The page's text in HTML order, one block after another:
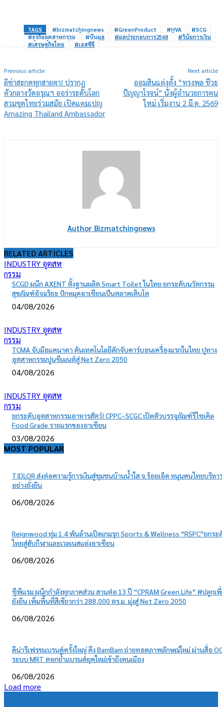
TAGS #bizmatchingnews #GreenProduct #HVA
#SCG
#ธุรกิจอุตสาหกรรม
#ปันผล #ผลประกอบการ2568
#วินัยการเงิน
#เศรษฐกิจไทย
#เอสซีจี
Previous article
ลิซ่าสะกดทุกสายตา! ปรากฏ
ตัวกลางวัดอรุณฯ ออร่าระดับโลก
สวมชุดไทยร่วมสมัย เปิดแคมเปญ
Amazing Thailand Ambassador
Next article
ออมสินแต่งตั้ง “ทรงพล ชีวะ
ปัญญาโรจน์” นั่งผู้อำนวยการคน
ใหม่ เริ่มงาน 2 มี.ค. 2569
Author Bizmatchingnews
RELATED ARTICLES
INDUSTRY อุตสห
กรรม
SCGD ผนึก AXENT ตั้งฐานผลิต Smart Toilet ในไทย ยกระดับนวัตกรรม
สุขภัณฑ์อัจฉริยะ ปักหมุดอาเซียนเป็นตลาดเติบโต
04/08/2026
INDUSTRY อุตสห
กรรม
TCMA จับมือแคนาดา ดันเทคโนโลยีดักจับคาร์บอนเครื่องแรกในไทย ปูทาง
อุตสาหกรรมปูนซีเมนต์สู่ Net Zero 2050
04/08/2026
INDUSTRY อุตสห
กรรม
ยกระดับอุตสาหกรรมอาหารสัตว์! CPPC–SCGC เปิดตัวบรรจุภัณฑ์รีไซเคิล
Food Grade รายแรกของอาเซียน
03/08/2026
MOST POPULAR
TIDLOR ส่งต่อความรู้การเงินสู่ชุมชนบ้านน้ำใส จ.ร้อยเอ็ด หนุนคนไทยบริหา
อย่างยั่งยืน
06/08/2026
Reignwood ทุ่ม 1.4 พันล้านเปิดเกมรุก Sports & Wellness “RSPC”ยกระ
ไทยสู่ฮับกีฬาและเวลเนสแห่งอาเซียน
06/08/2026
ซีพีแรม ผนึกกำลังทุกภาคส่วน สานต่อ 13 ปี “CPRAM Green Life” #ปลูกเ
ยั่งยืน เพิ่มพื้นที่สีเขียวกว่า 288,000 ตร.ม. มุ่งสู่ Net Zero 2050
06/08/2026
ดีน่ารีเฟรชแบรนด์ครั้งใหญ่ ดึง BamBam ถ่ายทอดภาพลักษณ์ใหม่ ผ่านสื่อ
ระบบ MRT ตอกย้ำแบรนด์ยุคใหม่เข้าถึงคนเมือง
06/08/2026
Load more